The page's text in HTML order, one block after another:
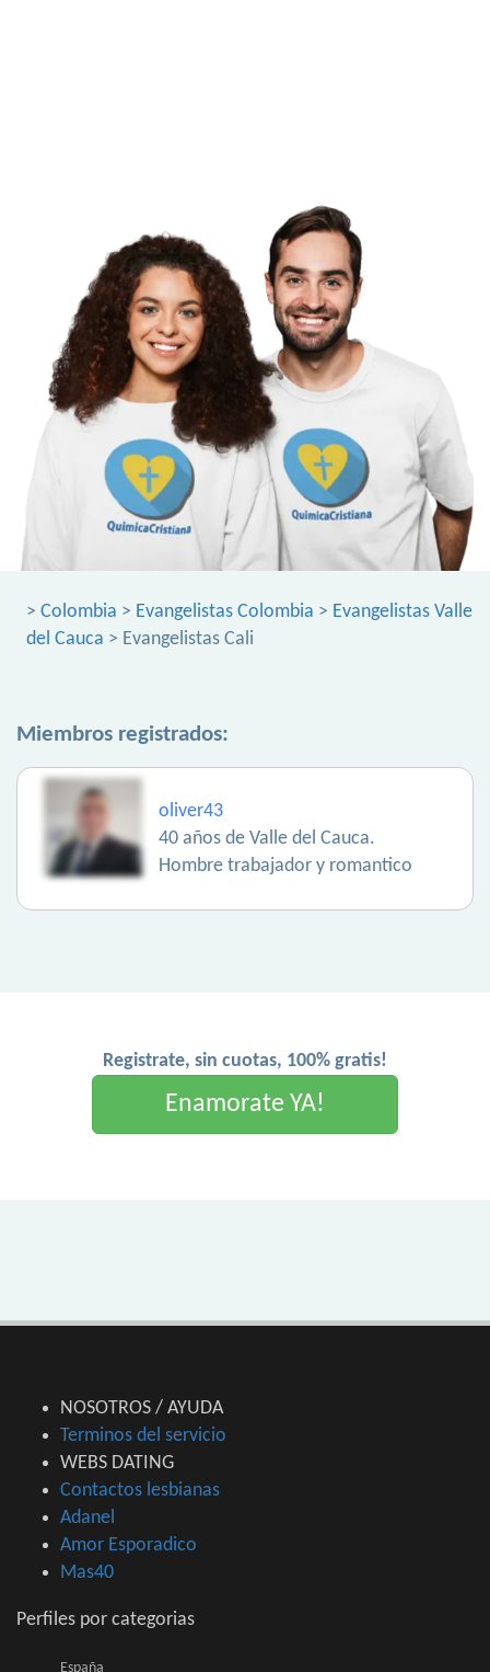
> Colombia > Evangelistas Colombia > Evangelistas Valle
del Cauca > Evangelistas Cali
Miembros registrados:
oliver43
40 años de Valle del Cauca.
Hombre trabajador y romantico
Registrate, sin cuotas, 100% gratis!
Enamorate YA!
NOSOTROS / AYUDA
Terminos del servicio
WEBS DATING
Contactos lesbianas
Adanel
Amor Esporadico
Mas40
Perfiles por categorias
España